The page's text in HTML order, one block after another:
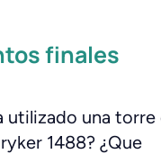
finales
utilizado una torre
1488? ¿Que